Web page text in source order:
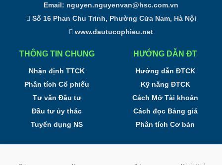
Email: nguyen.nguyenvan@hsc.com.vn
Số 16 Phan Chu Trinh, Phường Cửa Nam, Hà Nội
www.dautucophieu.net
THÔNG TIN CHUNG
Nhận định TTCK
Phân tích Cổ phiếu
Tư vấn Đầu tư
Đầu tư ủy thác
Tuyển dụng NS
HƯỚNG DẪN ĐT
Hướng dẫn ĐTCK
Kỹ năng ĐTCK
Cách Mở Tài khoản
Cách đọc Bảng giá
Phân tích Cơ bản